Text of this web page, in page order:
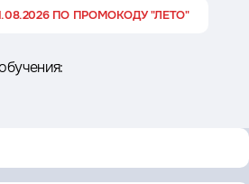
ПО ПРОМОКОДУ "ЛЕТО"